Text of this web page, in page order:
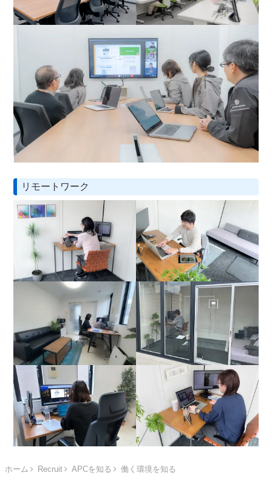
リモートワーク
ホーム Recruit APCを知る 働く環境を知る